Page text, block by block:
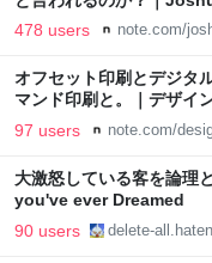
478 users note.com/
オフセット印刷とデジタ
マンド印刷と。｜デザ
97 users note.com/
大激怒している客を論理
you've ever Dreamed
90 users delete-